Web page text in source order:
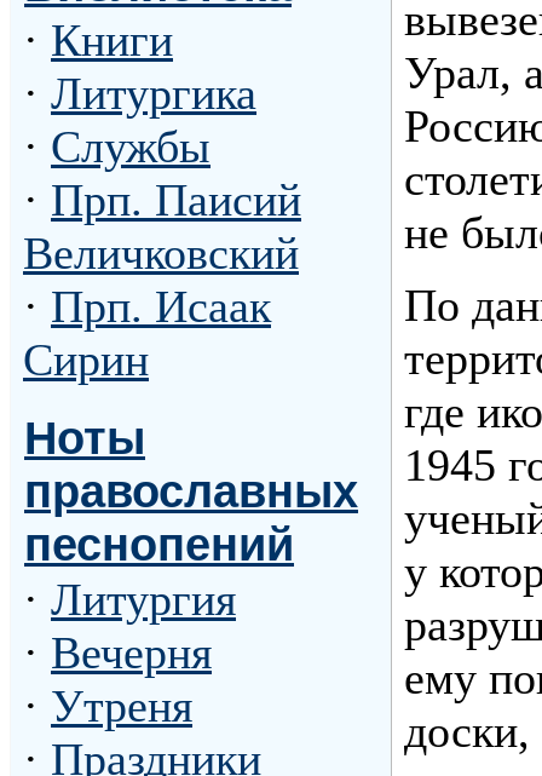
· Книги
· Литургика
· Службы
· Прп. Паисий
Величковский
· Прп. Исаак
Сирин
Ноты
православных
песнопений
· Литургия
· Вечерня
· Утреня
· Праздники
Урал,
не
По
где
1945
у
ему
доски,